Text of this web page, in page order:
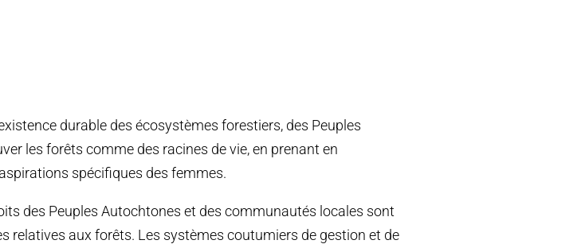
durable des écosystèmes forestiers, des Peuples
les forêts comme des racines de vie, en prenant en
spécifiques des femmes.
des Peuples Autochtones et des communautés locales sont
relatives aux forêts. Les systèmes coutumiers de gestion et de